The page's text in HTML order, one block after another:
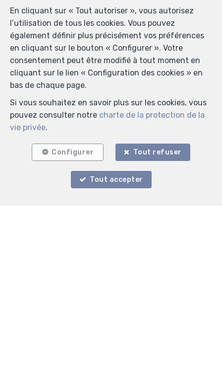
4
Beersel
Maison à louer
En cliquant sur « Tout autoriser », vous autorisez
l’utilisation de tous les cookies. Vous pouvez
également définir plus précisément vos préférences
en cliquant sur le bouton « Configurer ». Votre
consentement peut être modifié à tout moment en
cliquant sur le lien « Configuration des cookies » en
bas de chaque page.
Si vous souhaitez en savoir plus sur les cookies, vous
pouvez consulter notre charte de la protection de la
vie privée.
Configurer Tout refuser
Tout accepter